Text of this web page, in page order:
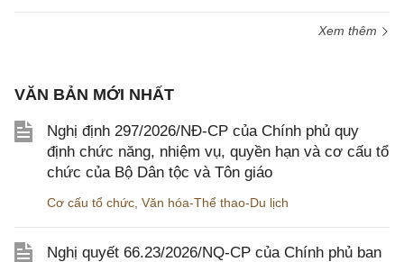
Xem thêm
VĂN BẢN MỚI NHẤT
Nghị định 297/2026/NĐ-CP của Chính phủ quy
định chức năng, nhiệm vụ, quyền hạn và cơ cấu tổ
chức của Bộ Dân tộc và Tôn giáo
Cơ cấu tổ chức Văn hóa-Thể thao-Du lịch
Nghị quyết 66.23/2026/NQ-CP của Chính phủ ban